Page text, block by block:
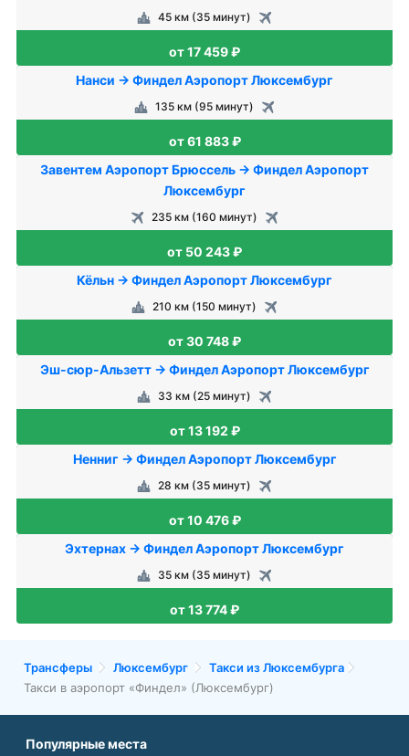
45 км (35 минут)
от 17 459 ₽
Нанси → Финдел Аэропорт Люксембург
135 км (95 минут)
от 61 883 ₽
Завентем Аэропорт Брюссель → Финдел Аэропорт
Люксембург
235 км (160 минут)
от 50 243 ₽
Кёльн → Финдел Аэропорт Люксембург
210 км (150 минут)
от 30 748 ₽
Эш-сюр-Альзетт → Финдел Аэропорт Люксембург
33 км (25 минут)
от 13 192 ₽
Ненниг → Финдел Аэропорт Люксембург
28 км (35 минут)
от 10 476 ₽
Эхтернах → Финдел Аэропорт Люксембург
35 км (35 минут)
от 13 774 ₽
Трансферы Люксембург
Такси из Люксембурга
Такси в аэропорт «Финдел» (Люксембург)
Популярные места